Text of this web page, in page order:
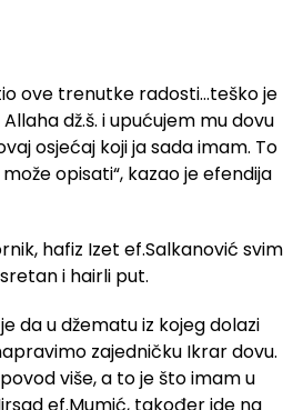
ove trenutke radosti…teško je
dž.š. i upućujem mu dovu
osjećaj koji ja sada imam. To
opisati“, kazao je efendija
hafiz Izet ef.Salkanović svim
i hairli put.
da u džematu iz kojeg dolazi
zajedničku Ikrar dovu.
više, a to je što imam u
ef.Mumić, također ide na